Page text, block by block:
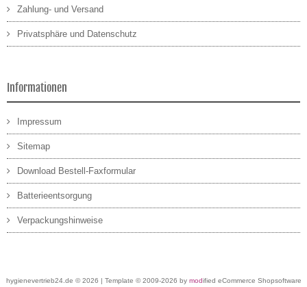
Zahlung- und Versand
Privatsphäre und Datenschutz
Informationen
Impressum
Sitemap
Download Bestell-Faxformular
Batterieentsorgung
Verpackungshinweise
hygienevertrieb24.de © 2026 | Template © 2009-2026 by modified eCommerce Shopsoftware